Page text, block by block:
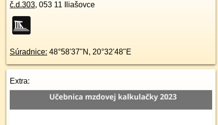
č.d.303, 053 11 Iliašovce
Súradnice: 48°58'37"N , 20°32'48"E
Extra: